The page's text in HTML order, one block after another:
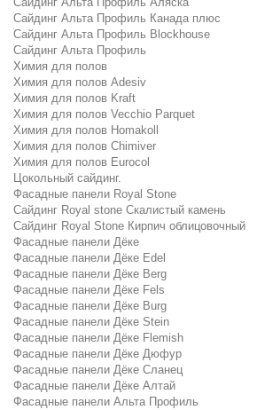
Сайдинг Альта Профиль Канада плюс
Сайдинг Альта Профиль Blockhouse
Сайдинг Альта Профиль
Химия для полов
Химия для полов Adesiv
Химия для полов Kraft
Химия для полов Vecchio Parquet
Химия для полов Homakoll
Химия для полов Chimiver
Химия для полов Eurocol
Цокольный сайдинг.
Фасадные панели Royal Stone
Сайдинг Royal stone Скалистый камень
Сайдинг Royal Stone Кирпич облицовочный
Фасадные панели Дёке
Фасадные панели Дёке Edel
Фасадные панели Дёке Berg
Фасадные панели Дёке Fels
Фасадные панели Дёке Burg
Фасадные панели Дёке Stein
Фасадные панели Дёке Flemish
Фасадные панели Дёке Дюфур
Фасадные панели Дёке Сланец
Фасадные панели Дёке Алтай
Фасадные панели Альта Профиль